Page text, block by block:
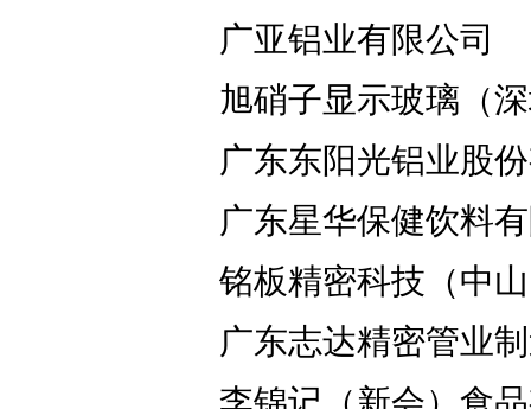
广亚铝业有限公司
旭硝子显示玻璃（
广东东阳光铝业股
广东星华保健饮料
铭板精密科技（中
广东志达精密管业